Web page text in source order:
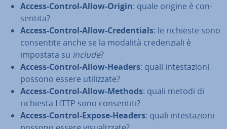
Access-Control-Allow-Origin: quale origine è con­
sen­ti­ta?
Access-Control-Allow-Cre­den­tials: le richieste sono
con­sen­ti­te anche se la modalità cre­den­zia­li è
impostata su include?
Access-Control-Allow-Headers: quali in­te­sta­zio­ni
possono essere uti­liz­za­te?
Access-Control-Allow-Methods: quali metodi di
richiesta HTTP sono con­sen­ti­ti?
Access-Control-Expose-Headers: quali in­te­sta­zio­ni